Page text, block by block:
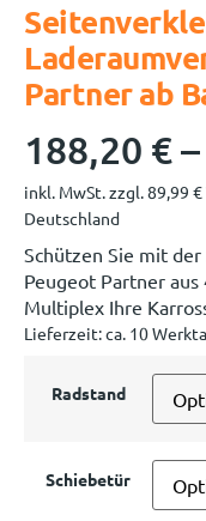
Partner ab
188,20 €–
inkl. MwSt.zzgl.89,99 €
Deutschland
Schützen Sie mit
Peugeot Partner
Multiplex Ihre
Lieferzeit:ca. 10
Radstand
Schiebetür